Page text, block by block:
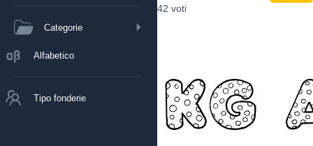
Categorie
Alfabetico
Tipo fonderie
42 voti